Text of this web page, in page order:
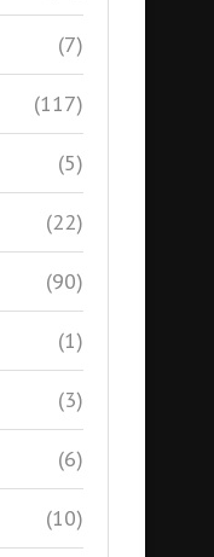
(7)
(117)
(5)
(22)
(90)
(1)
(3)
(6)
(10)